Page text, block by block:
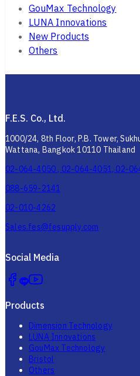
GouMax Technology
LUNA Innovations
New Products
Others
F.E.S. Co., Ltd.
1000/24, 8th Floor, P.B. Tower,
Wattana, Bangkok 10110 Thailand
02-064-4050 , 02-064-4051, 02-
088-659-2141
02-010-4262
Sales.fes@fesupply.com
Social Media
Products
Dimension Technology
LUNA Innovations
GouMax Technology
Bristol
Others